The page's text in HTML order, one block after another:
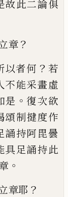
故此二論俱
章？
以者何 ？ 若
不能采畫虛
是 。復次欲
頌制揵度作
誦持阿毘曇
具足誦持此
。
章耶 ？